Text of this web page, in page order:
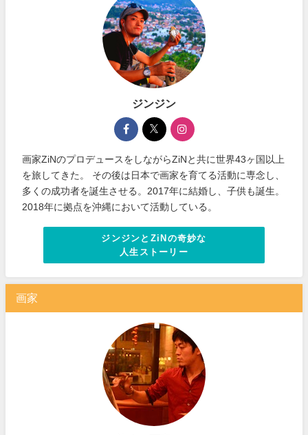
ジンジン
画家ZiNのプロデュースをしながらZiNと共に世界43ヶ国以上
を旅してきた。 その後は日本で画家を育てる活動に専念し、
多くの成功者を誕生させる。2017年に結婚し、子供も誕生。
2018年に拠点を沖縄において活動している。
ジンジンとZiNの奇妙な
人生ストーリー
画家